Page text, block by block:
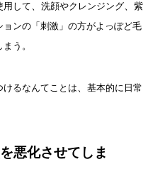
用して、 洗顔やクレンジング、 紫
ンの「刺激」の方がよっぽど毛
う。
けるなんてことは
基本的に日常
悪化させてしま